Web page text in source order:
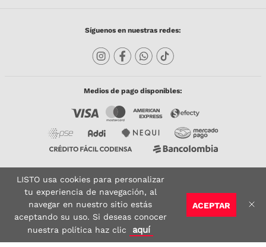
AGREGAR AL CARRITO
Síguenos en nuestras redes:
Medios de pago disponibles:
Copyright © 2023 TODACO S.A.S. Listo Mundo Cerámico. All Rights Reserved. Powered
by
Sitio seguro: Vigilado por: Certificado:
ACEPTAR
LISTO usa cookies para personalizar
tu experiencia de navegación, al
navegar en nuestro sitio estás
aceptando su uso. Si deseas conocer
nuestra política haz clic
aquí